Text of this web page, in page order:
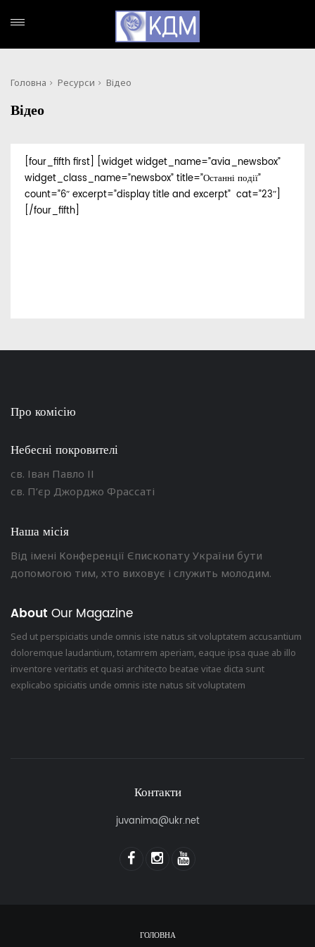
Головна Ресурси Відео
Відео
[four_fifth first] [widget widget_name=”avia_newsbox”
widget_class_name=”newsbox” title=”Останні події”
count=”6″ excerpt=”display title and excerpt” cat=”23″]
[/four_fifth]
Про комісію
Небесні покровителі
св. Іван Павло ІІ
св. П’єр Джорджо Фрассаті
Наша місія
Від імені Конференції Єпископату України бути
допомогою тим, хто виховує і служить молодим.
About Our Magazine
Sed ut perspiciatis unde omnis iste natus sit voluptatem accusantium
doloremque laudantium, totamrem aperiam, eaque ipsa quae ab illo
inventore veritatis et quasi architecto beatae vitae dicta sunt
explicabo spiciatis unde omnis iste natus sit voluptatem
Контакти
juvanima@ukr.net
ГОЛОВНА